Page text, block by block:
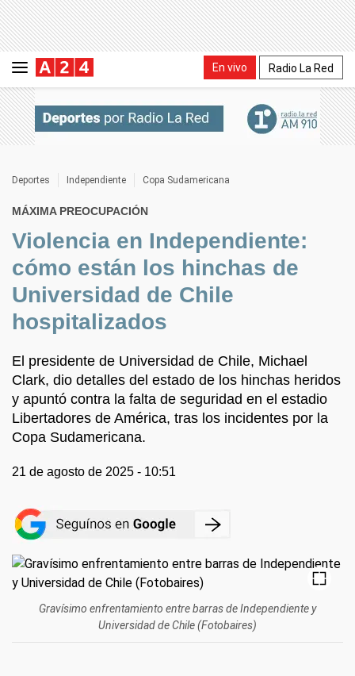
En vivo Radio La Red
Deportes Independiente Copa Sudamericana
MÁXIMA PREOCUPACIÓN
Violencia en Independiente:
cómo están los hinchas de
Universidad de Chile
hospitalizados
El presidente de Universidad de Chile, Michael
Clark, dio detalles del estado de los hinchas heridos
y apuntó contra la falta de seguridad en el estadio
Libertadores de América, tras los incidentes por la
Copa Sudamericana.
21 de agosto de 2025 - 10:51
Gravísimo enfrentamiento entre barras de Independiente y
Universidad de Chile (Fotobaires)